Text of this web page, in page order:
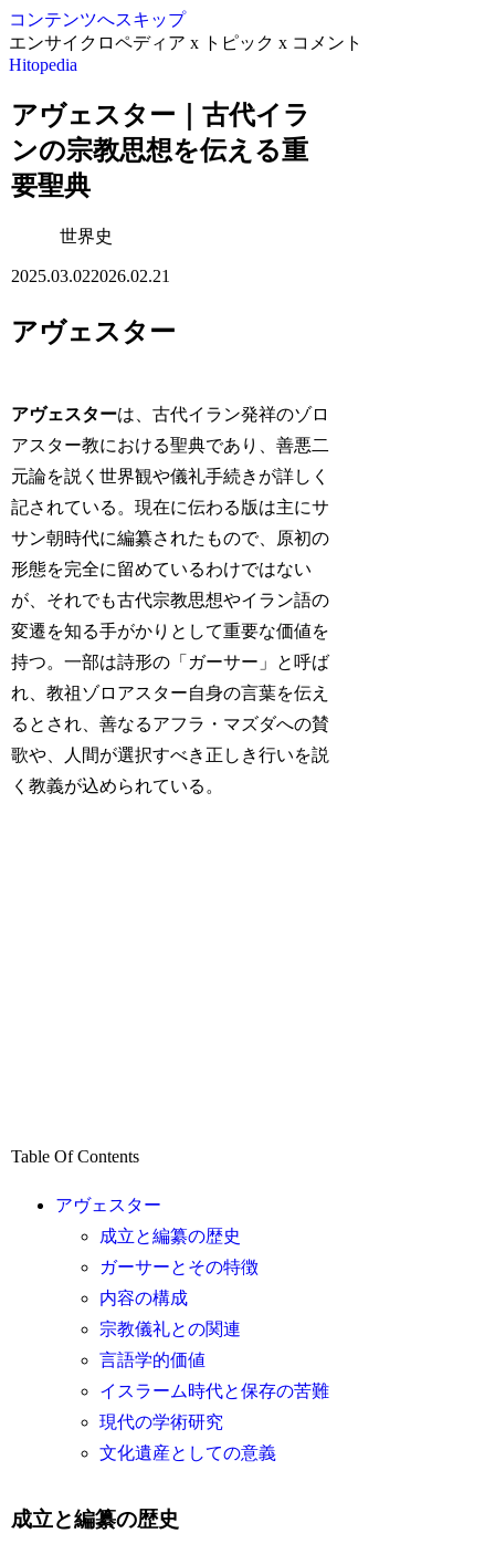
コンテンツへスキップ
エンサイクロペディア x トピック x コメント
Hitopedia
アヴェスター｜古代イラ
ンの宗教思想を伝える重
要聖典
世界史
2025.03.022026.02.21
アヴェスター
アヴェスターは、古代イラン発祥のゾロ
アスター教における聖典であり、善悪二
元論を説く世界観や儀礼手続きが詳しく
記されている。現在に伝わる版は主にサ
サン朝時代に編纂されたもので、原初の
形態を完全に留めているわけではない
が、それでも古代宗教思想やイラン語の
変遷を知る手がかりとして重要な価値を
持つ。一部は詩形の「ガーサー」と呼ば
れ、教祖ゾロアスター自身の言葉を伝え
るとされ、善なるアフラ・マズダへの賛
歌や、人間が選択すべき正しき行いを説
く教義が込められている。
Table Of Contents
アヴェスター
成立と編纂の歴史
ガーサーとその特徴
内容の構成
宗教儀礼との関連
言語学的価値
イスラーム時代と保存の苦難
現代の学術研究
文化遺産としての意義
成立と編纂の歴史